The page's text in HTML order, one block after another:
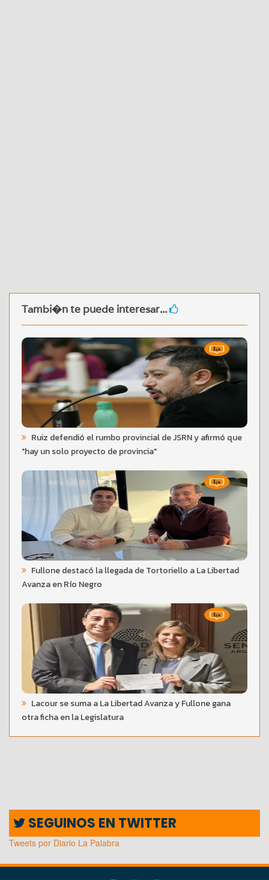
Tambi�n te puede interesar...
Ruiz defendió el rumbo provincial de JSRN y afirmó que
"hay un solo proyecto de provincia"
Fullone destacó la llegada de Tortoriello a La Libertad
Avanza en Río Negro
Lacour se suma a La Libertad Avanza y Fullone gana
otra ficha en la Legislatura
SEGUINOS EN TWITTER
Tweets por Diario La Palabra